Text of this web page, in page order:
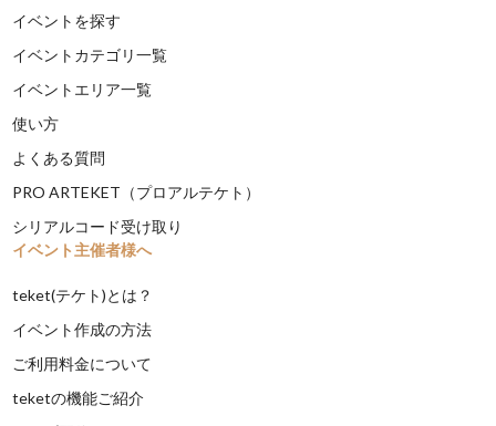
イベントを探す
イベントカテゴリ一覧
イベントエリア一覧
使い方
よくある質問
PRO ARTEKET（プロアルテケト）
シリアルコード受け取り
イベント主催者様へ
teket(テケト)とは？
イベント作成の方法
ご利用料金について
teketの機能ご紹介